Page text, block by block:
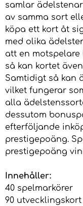
samlar
av samma sort
köpa ett kort åt
med olika
att en
så kan kortet
Samtidigt så kan
vilket fungerar
alla
dessutom
efterföljande
prestigepoäng.
prestigepoäng
Innehåller:
40 spelmarkörer
90 utvecklingskort